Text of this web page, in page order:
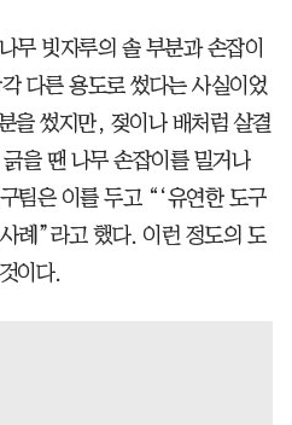
무 빗자루의 솔 부분과 손잡이
다른 용도로 썼다는 사실이었
을 썼지만, 젖이나 배처럼 살결
을 땐 나무 손잡이를 밀거나
팀은 이를 두고 “‘유연한 도구
례”라고 했다. 이런 정도의 도
이다.